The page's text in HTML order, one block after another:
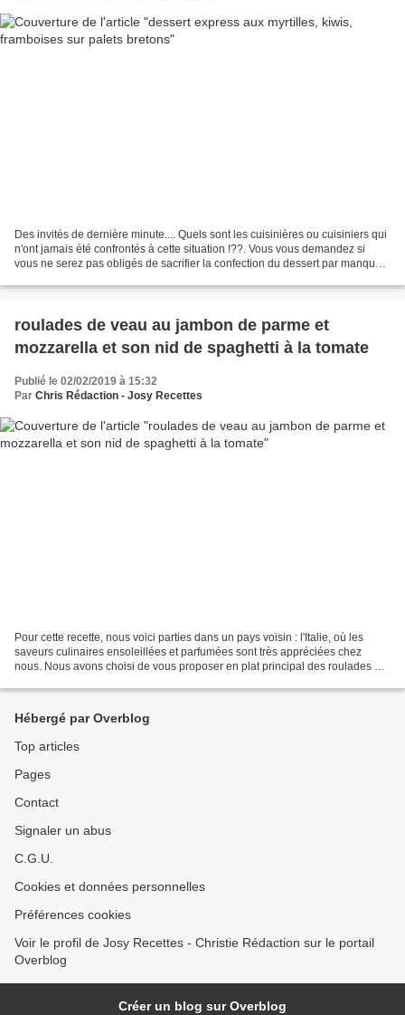
Des invités de dernière minute.... Quels sont les cuisinières ou cuisiniers qui
n'ont jamais été confrontés à cette situation !??. Vous vous demandez si
vous ne serez pas obligés de sacrifier la confection du dessert par manque
roulades de veau au jambon de parme et
mozzarella et son nid de spaghetti à la tomate
Publié le 02/02/2019 à 15:32
Par Chris Rédaction - Josy Recettes
Pour cette recette, nous voici parties dans un pays voisin : l'Italie, où les
saveurs culinaires ensoleillées et parfumées sont très appréciées chez
nous. Nous avons choisi de vous proposer en plat principal des roulades de
Hébergé par Overblog
Top articles
Pages
Contact
Signaler un abus
C.G.U.
Cookies et données personnelles
Préférences cookies
Voir le profil de Josy Recettes - Christie Rédaction sur le portail
Overblog
Créer un blog sur Overblog